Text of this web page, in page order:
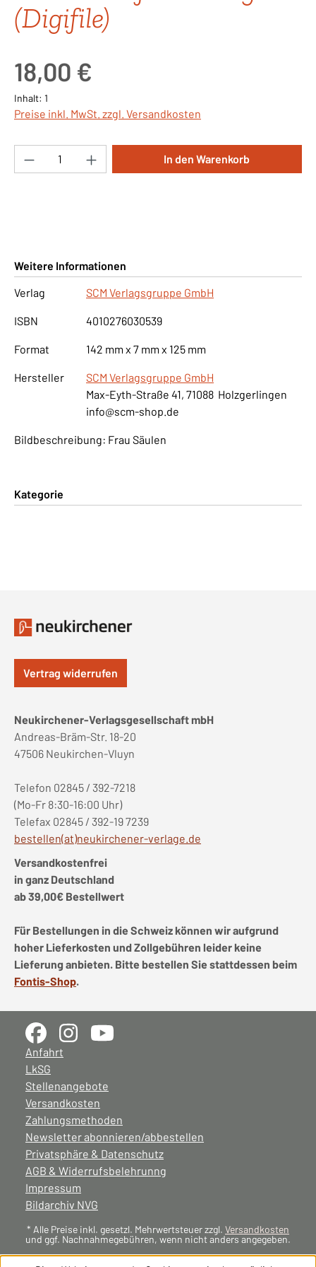
(Digifile)
18,00 €
Inhalt: 1
Preise inkl. MwSt. zzgl. Versandkosten
Produkt Anzahl: Gib den gewünschten
In den Warenkorb
Weitere Informationen
Verlag
SCM Verlagsgruppe GmbH
ISBN 4010276030539
Format 142 mm x 7 mm x 125 mm
Hersteller
SCM Verlagsgruppe GmbH
Max-Eyth-Straße 41, 71088 Holzgerlingen
info@scm-shop.de
Bildbeschreibung: Frau Säulen
Kategorie
Vertrag widerrufen
Neukirchener-Verlagsgesellschaft mbH
Andreas-Bräm-Str. 18-20
47506 Neukirchen-Vluyn
Telefon 02845 / 392-7218
(Mo-Fr 8:30-16:00 Uhr)
Telefax 02845 / 392-19 7239
bestellen(at)neukirchener-verlage.de
Versandkostenfrei
in ganz Deutschland
ab 39,00€ Bestellwert
Für Bestellungen in die Schweiz können wir aufgrund
hoher Lieferkosten und Zollgebühren leider keine
Lieferung anbieten. Bitte bestellen Sie stattdessen beim
Fontis-Shop.
Anfahrt
LkSG
Stellenangebote
Versandkosten
Zahlungsmethoden
Newsletter abonnieren/abbestellen
Privatsphäre & Datenschutz
AGB & Widerrufsbelehrunng
Impressum
Bildarchiv NVG
* Alle Preise inkl. gesetzl. Mehrwertsteuer zzgl. Versandkosten
und ggf. Nachnahmegebühren, wenn nicht anders angegeben.